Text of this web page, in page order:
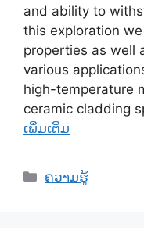
and ability to
this exploration
properties as well
various
high-temperature
ceramic cladding
ເພິ່ມເຕິມ
ຫມວດ
ຄວາມຮູ້